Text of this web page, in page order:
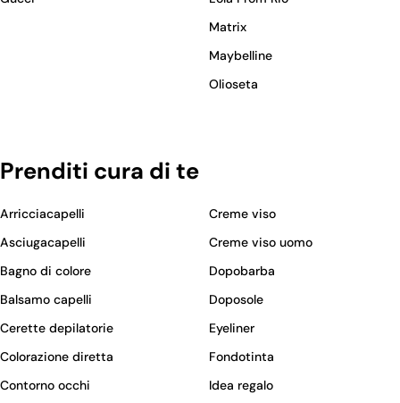
Matrix
Maybelline
Olioseta
Prenditi cura di te
Arricciacapelli
Asciugacapelli
Bagno di colore
Balsamo capelli
Cerette depilatorie
Colorazione diretta
Contorno occhi
Creme viso
Creme viso uomo
Dopobarba
Doposole
Eyeliner
Fondotinta
Idea regalo